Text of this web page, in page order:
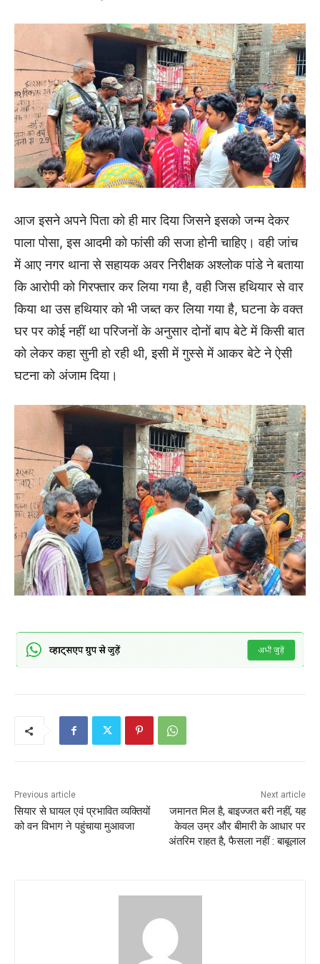
आज इसने अपने पिता को ही मार दिया जिसने इसको जन्म देकर
पाला पोसा, इस आदमी को फांसी की सजा होनी चाहिए। वही जांच
में आए नगर थाना से सहायक अवर निरीक्षक अश्लोक पांडे ने बताया
कि आरोपी को गिरफ्तार कर लिया गया है, वही जिस हथियार से वार
किया था उस हथियार को भी जब्त कर लिया गया है, घटना के वक्त
घर पर कोई नहीं था परिजनों के अनुसार दोनों बाप बेटे में किसी बात
को लेकर कहा सुनी हो रही थी, इसी में गुस्से में आकर बेटे ने ऐसी
घटना को अंजाम दिया।
Previous article
सियार से घायल एवं प्रभावित व्यक्तियों
को वन विभाग ने पहुंचाया मुआवजा
Next article
जमानत मिल है, बाइज्जत बरी नहीं, यह
केवल उम्र और बीमारी के आधार पर
अंतरिम राहत है, फैसला नहीं : बाबूलाल